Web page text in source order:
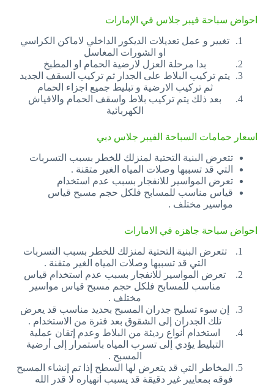
احواض سباحة فيبر جلاس في الإمارات
تغيير و عمل تعديلات الديكور الداخلي لاماكن الكراسي
او الشورات المغاسل
بدا مرحلة العزل لارضية الحمام او المطبخ
يتم تركيب البلاط على الجدار ثم تركيب السقف الجديد
ثم تركيب الارضية و تبليط جميع اجزاء الحمام
بعد ذلك يتم تركيب بلاط واسقف الحمام والافياش
الكهربائية
اسعار حمامات السباحة الفيبر جلاس دبي
تتعرض البنية التحتية لمنزلك للخطر بسبب التسربات
التي قد تسببها وصلات المياه الغير متقنة .
تعرض المواسير للانفجار بسبب عدم استخدام
قياس مناسب للمسابح فلكل حجم مسبح قياس
مواسير مختلف .
احواض سباحة جاهزه في الامارات
تتعرض البنية التحتية لمنزلك للخطر بسبب التسربات
التي قد تسببها وصلات المياه الغير متقنة .
تعرض المواسير للانفجار بسبب عدم استخدام قياس
مناسب للمسابح فلكل حجم مسبح قياس مواسير
مختلف .
إن سوء تسليح جدران المسبح بحديد مناسب قد يعرض
تلك الجدران إلى الشقوق بعد فترة من الاستخدام .
استخدام أنواع رديئة من البلاط وعدم إتقان عملية
التبليط يؤدي إلى تسرب المياه باستمرار إلى أرضية
المسبح .
المخاطر التي قد يتعرض لها السطح إذا تم إنشاء المسبح
فوقه بمعايير غير دقيقة قد يسبب انهياره لا قدر الله